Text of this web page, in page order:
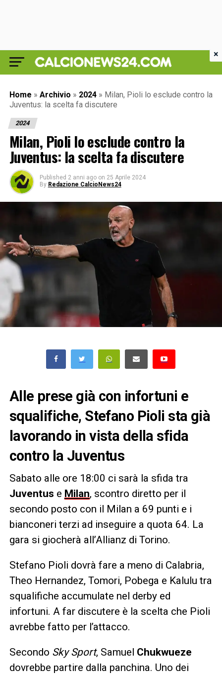
Home » Archivio » 2024 » Milan, Pioli lo esclude contro la
Juventus: la scelta fa discutere
2024
Milan, Pioli lo esclude contro la
Juventus: la scelta fa discutere
Published 2 anni ago on 25 Aprile 2024
By Redazione CalcioNews24
Alle prese già con infortuni e
squalifiche, Stefano Pioli sta già
lavorando in vista della sfida
contro la Juventus
Sabato alle ore 18:00 ci sarà la sfida tra
Juventus e Milan, scontro diretto per il
secondo posto con il Milan a 69 punti e i
bianconeri terzi ad inseguire a quota 64. La
gara si giocherà all’Allianz di Torino.
Stefano Pioli dovrà fare a meno di Calabria,
Theo Hernandez, Tomori, Pobega e Kalulu tra
squalifiche accumulate nel derby ed
infortuni. A far discutere è la scelta che Pioli
avrebbe fatto per l’attacco.
Secondo Sky Sport, Samuel Chukwueze
dovrebbe partire dalla panchina. Uno dei
×